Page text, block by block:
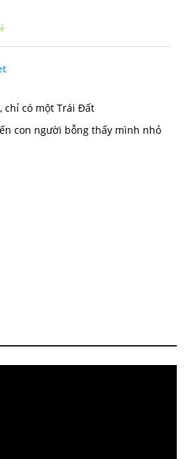
chỉ có một Trái Đất
con người bỗng thấy mình nhỏ